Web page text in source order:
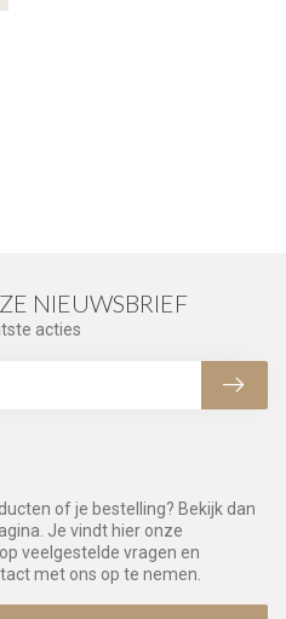
of je bestelling? Bekijk dan
Je vindt hier onze
veelgestelde vragen en
met ons op te nemen.
NIEUWSBRIEF
acties